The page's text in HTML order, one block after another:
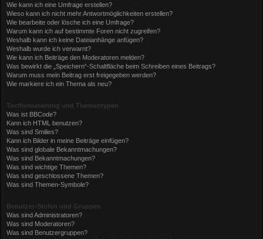
Wie kann ich eine Umfrage erstellen?
Wieso kann ich nicht mehr Antwortmöglichkeiten erstellen?
Wie bearbeite oder lösche ich eine Umfrage?
Warum kann ich auf bestimmte Foren nicht zugreifen?
Weshalb kann ich keine Dateianhänge anfügen?
Weshalb wurde ich verwarnt?
Wie kann ich Beiträge den Moderatoren melden?
Was bewirkt die „Speichern“-Schaltfläche beim Schreiben eines Beitrags?
Warum muss mein Beitrag erst freigegeben werden?
Wie markiere ich ein Thema als neu?
Textformatierung und Thementypen
Was ist BBCode?
Kann ich HTML benutzen?
Was sind Smilies?
Kann ich Bilder in meine Beiträge einfügen?
Was sind globale Bekanntmachungen?
Was sind Bekanntmachungen?
Was sind wichtige Themen?
Was sind geschlossene Themen?
Was sind Themen-Symbole?
Benutzer-Stufen und Gruppen
Was sind Administratoren?
Was sind Moderatoren?
Was sind Benutzergruppen?